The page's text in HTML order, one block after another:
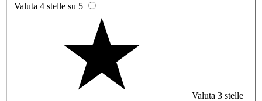
Valuta 4 stelle su 5
Valuta 3 stelle